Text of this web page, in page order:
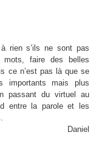
rien s’ils ne sont pas
mots, faire des belles
ce n’est pas là que se
importants mais plus
passant du virtuel au
entre la parole et les
Daniel